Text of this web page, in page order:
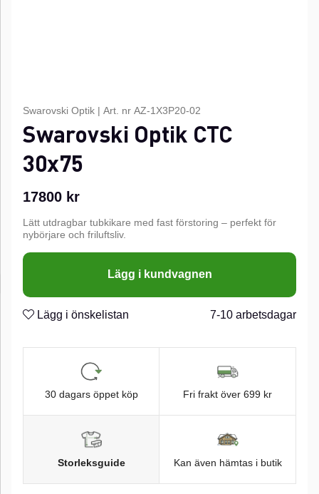
Swarovski Optik | Art. nr AZ-1X3P20-02
Swarovski Optik CTC
30x75
17800 kr
Lätt utdragbar tubkikare med fast förstoring – perfekt för
nybörjare och friluftsliv.
Lägg i kundvagnen
Lägg i önskelistan 7-10 arbetsdagar
30 dagars öppet köp Fri frakt över 699 kr
Storleksguide Kan även hämtas i butik